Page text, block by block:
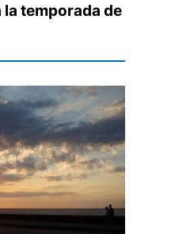
temporada de